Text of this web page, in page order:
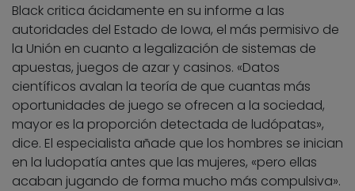
Black critica ácidamente en su informe a las
autoridades del Estado de Iowa, el más permisivo de
la Unión en cuanto a legalización de sistemas de
apuestas, juegos de azar y casinos. «Datos
científicos avalan la teoría de que cuantas más
oportunidades de juego se ofrecen a la sociedad,
mayor es la proporción detectada de ludópatas»,
dice. El especialista añade que los hombres se inician
en la ludopatía antes que las mujeres, «pero ellas
acaban jugando de forma mucho más compulsiva».